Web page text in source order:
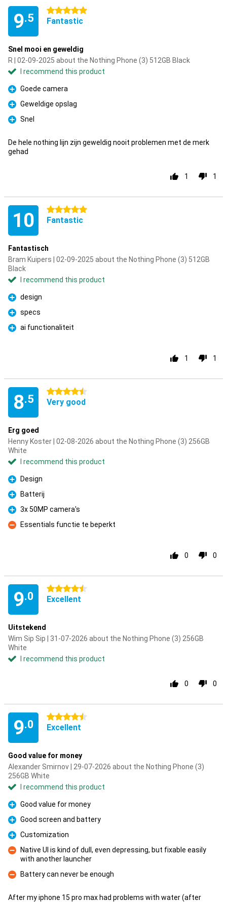
9.5
5 stars
Fantastic
Snel mooi en geweldig
R | 02-09-2025 about the Nothing Phone (3) 512GB Black
I recommend this product
Pro
Goede camera
Pro
Geweldige opslag
Pro
Snel
De hele nothing lijn zijn geweldig nooit problemen met de merk
gehad
1 1
10 5 stars
Fantastic
Fantastisch
Bram Kuipers | 02-09-2025 about the Nothing Phone (3) 512GB
Black
I recommend this product
Pro
design
Pro
specs
Pro
ai functionaliteit
1 1
8.5
4.5 stars
Very good
Erg goed
Henny Koster | 02-08-2026 about the Nothing Phone (3) 256GB
White
I recommend this product
Pro
Design
Pro
Batterij
Pro
3x 50MP camera's
Con
Essentials functie te beperkt
0 0
9.0
4.5 stars
Excellent
Uitstekend
Wim Sip Sip | 31-07-2026 about the Nothing Phone (3) 256GB
White
I recommend this product
0 0
9.0
4.5 stars
Excellent
Good value for money
Alexander Smirnov | 29-07-2026 about the Nothing Phone (3)
256GB White
I recommend this product
Pro
Good value for money
Pro
Good screen and battery
Pro
Customization
Con
Native UI is kind of dull, even depressing, but fixable easily
with another launcher
Con
Battery can never be enough
After my iphone 15 pro max had problems with water (after